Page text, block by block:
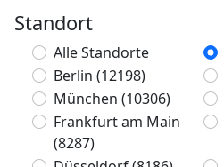
Standort
Alle Standorte
Berlin (12198)
München (10306)
Frankfurt am Main
(8287)